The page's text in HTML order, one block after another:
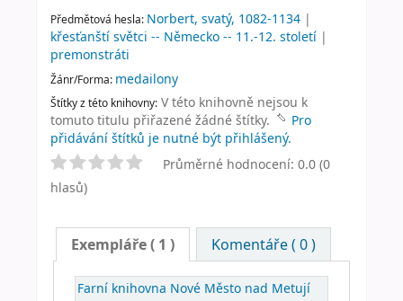
Předmětová hesla: Norbert, svatý, 1082-1134 |
křesťanští světci -- Německo -- 11.-12. století |
premonstráti
Žánr/Forma: medailony
Štítky z této knihovny: V této knihovně nejsou k
tomuto titulu přiřazené žádné štítky.
Pro
přidávání štítků je nutné být přihlášený.
Průměrné hodnocení: 0.0 (0
hlasů)
Exempláře( 1 ) Komentáře ( 0 )
Farní knihovna Nové Město nad Metují